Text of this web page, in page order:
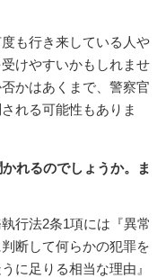
も行き来している人や
けやすいかもしれませ
かはあくまで、警察官
れる可能性もありま
れるのでしょうか。ま
行法2条1項には『異常
断して何らかの犯罪を
に足りる相当な理由』